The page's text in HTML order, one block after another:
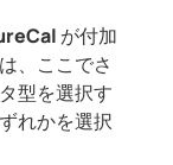
が付加
、ここでさ
型を選択す
れかを選択